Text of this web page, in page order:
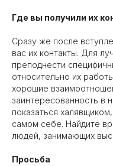
Где вы получили их
Сразу же после
вас их контакты. Для
преподнести
относительно их
хорошие
заинтересованность в
показаться
самом себе. Найдите
людей, занимающих
Просьба